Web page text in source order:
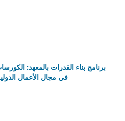
برنامج بناء القدرات بالمعهد:
في مجال الأعمال